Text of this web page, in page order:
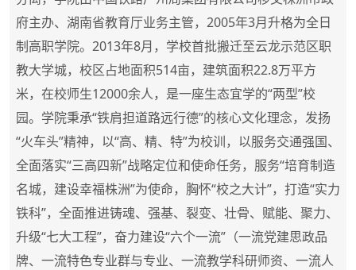
府主办、湖南省教育厅业务主管，2005年3月升格为全日
制高职学院。2013年8月，学校首批搬迁至云龙示范区职
教大学城，校区占地面积514亩，建筑面积22.8万平方
米，在校师生12000余人，是一座生态宜学的“两型”校
园。学院秉承“铁肩担道路远行德”的核心文化理念，发扬
“火车头”精神，以“高、精、特”为校训，以服务交通强国、
全面落实“三高四新”战略定位和使命任务，服务“培育制造
名城，建设幸福株洲”为使命，胸怀“校之大计”，打造“实力
铁科”，全面推进铸魂、强基、裂变、壮骨、赋能、聚力、
升级“七大工程”，奋力建设“六个一流”（一流党建思政品
牌、一流特色专业群与专业、一流教学科研师资、一流人